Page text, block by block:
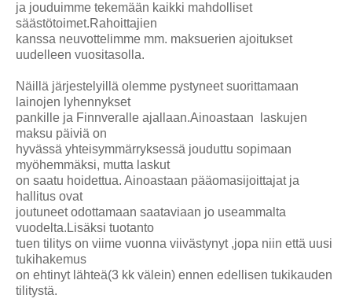
ja jouduimme tekemään kaikki mahdolliset
säästötoimet.Rahoittajien
kanssa neuvottelimme mm. maksuerien ajoitukset
uudelleen vuositasolla.
Näillä järjestelyillä olemme pystyneet suorittamaan
lainojen lyhennykset
pankille ja Finnveralle ajallaan.Ainoastaan laskujen
maksu päiviä on
hyvässä yhteisymmärryksessä jouduttu sopimaan
myöhemmäksi, mutta laskut
on saatu hoidettua. Ainoastaan pääomasijoittajat ja
hallitus ovat
joutuneet odottamaan saataviaan jo useammalta
vuodelta.Lisäksi tuotanto
tuen tilitys on viime vuonna viivästynyt ,jopa niin että uusi
tukihakemus
on ehtinyt lähteä(3 kk välein) ennen edellisen tukikauden
tilitystä.